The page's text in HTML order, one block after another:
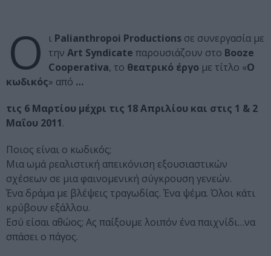
Ο ι Palianthropoi Productions σε συνεργασία με
την Art Syndicate παρουσιάζουν στο Booze
Cooperativa, το θεατρικό έργο με τίτλο «Ο
κωδικός» από …
τις 6 Μαρτίου μέχρι τις 18 Απριλίου και στις 1 & 2
Μαΐου 2011.
Ποιος είναι ο κωδικός;
Μια ωμά ρεαλιστική απεικόνιση εξουσιαστικών
σχέσεων σε μια φαινομενική σύγκρουση γενεών.
Ένα δράμα με βλέψεις τραγωδίας. Ένα ψέμα. Όλοι κάτι
κρύβουν εξάλλου.
Εσύ είσαι αθώος; Ας παίξουμε λοιπόν ένα παιχνίδι…να
σπάσει ο πάγος.